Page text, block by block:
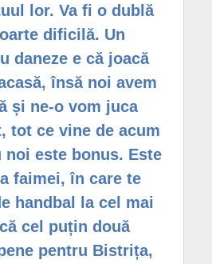
lor. Va fi o dublă
dificilă. Un
daneze e că joacă
însă noi avem
și ne-o vom juca
tot ce vine de acum
este bonus. Este
faimei, în care te
handbal la cel mai
cel puțin două
pentru Bistrița,